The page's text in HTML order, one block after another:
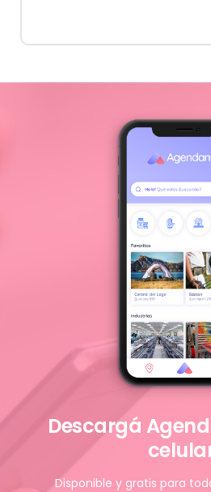
Descargá
Disponible y gratis para